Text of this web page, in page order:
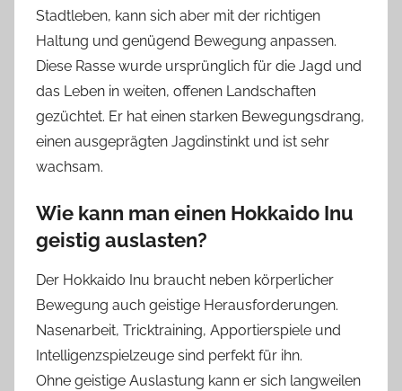
Stadtleben, kann sich aber mit der richtigen
Haltung und genügend Bewegung anpassen.
Diese Rasse wurde ursprünglich für die Jagd und
das Leben in weiten, offenen Landschaften
gezüchtet. Er hat einen starken Bewegungsdrang,
einen ausgeprägten Jagdinstinkt und ist sehr
wachsam.
Wie kann man einen Hokkaido Inu
geistig auslasten?
Der Hokkaido Inu braucht neben körperlicher
Bewegung auch geistige Herausforderungen.
Nasenarbeit, Tricktraining, Apportierspiele und
Intelligenzspielzeuge sind perfekt für ihn.
Ohne geistige Auslastung kann er sich langweilen